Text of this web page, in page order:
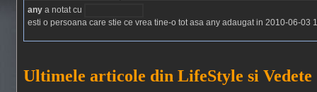
any a notat cu
esti o persoana care stie ce vrea tine-o tot asa any adaugat in 2010-06-03
Ultimele articole din LifeStyle si Vedete